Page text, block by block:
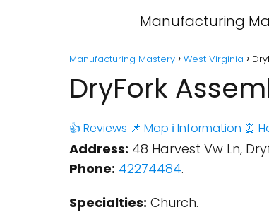
Manufacturing
Manufacturing Mastery West Virginia
DryFork
👍 Reviews 📌 Map ℹ️ Information ⏰
Address: 48 Harvest Vw Ln,
Phone: 42274484.
Specialties: Church.